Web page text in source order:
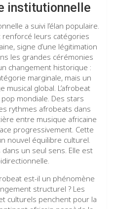
institutionnelle
a suivi l’élan populaire.
renforcé leurs catégories
signe d’une légitimation
les grandes cérémonies
changement historique :
marginale, mais un
musical global. L’afrobeat
mondiale. Des stars
rythmes afrobeats dans
entre musique africaine
progressivement. Cette
nouvel équilibre culturel.
dans un seul sens. Elle est
est-il un phénomène
structurel ? Les
culturels penchent pour la